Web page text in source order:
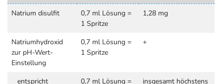
Natrium disulfit
0,7 ml Lösung =
1 Spritze
1,28 mg
Natriumhydroxid
zur pH-Wert-
Einstellung
0,7 ml Lösung =
1 Spritze
+
entspricht
0,7 ml Lösung =
insgesamt höchstens